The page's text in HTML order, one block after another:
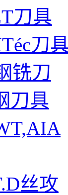
刀具
刀
铣刀
刀具
丝攻